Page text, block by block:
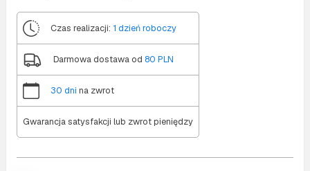
Czas realizacji: 1 dzień roboczy
Darmowa dostawa od 80 PLN
30 dni na zwrot
Gwarancja satysfakcji lub zwrot pieniędzy